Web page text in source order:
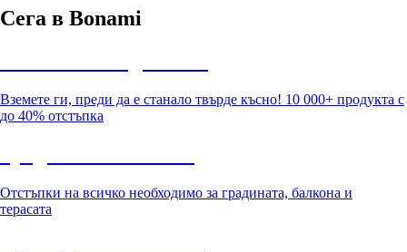
Сега в Bonami
Вземете ги, преди да е станало твърде късно! 10 000+ продукта с
до 40% отстъпка
Отстъпки на всичко необходимо за градината, балкона и
терасата